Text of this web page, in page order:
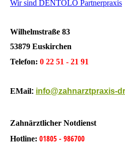
Wir sind DENTOLO Partnerpraxis
Wilhelmstraße 83
53879 Euskirchen
Telefon: 0 22 51 - 21 91
EMail: info@zahnarztpraxis-
Zahnärztlicher Notdienst
Hotline: 01805 - 986700